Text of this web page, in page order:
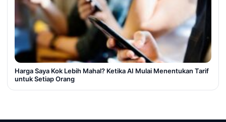
Harga Saya Kok Lebih Mahal? Ketika AI Mulai Menentukan Tarif
untuk Setiap Orang